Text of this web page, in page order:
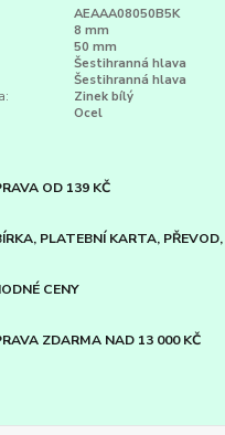
AEAAA08050B5K
8 mm
50 mm
Šestihranná hlava
Šestihranná hlava
Zinek bílý
Ocel
OD 139 KČ
PLATEBNÍ KARTA,
CENY
ZDARMA NAD 13 000 KČ